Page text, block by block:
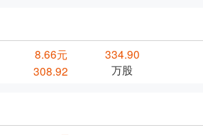
8.66元
308.92
334.90
万股